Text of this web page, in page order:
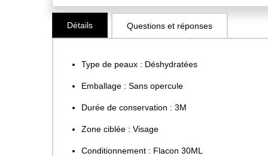
Skip
the
Détails
Type de peaux : Déshydratées
Emballage : Sans opercule
Durée de conservation : 3M
Zone ciblée : Visage
Conditionnement : Flacon 30ML
Questions et réponses